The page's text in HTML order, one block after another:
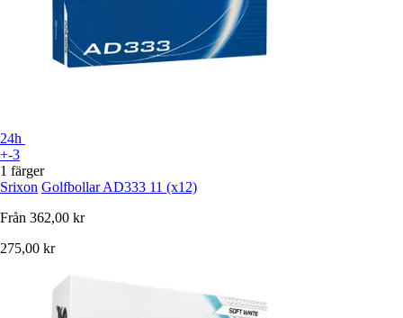
24h
+-3
1 färger
Srixon Golfbollar AD333 11 (x12)
Från 362,00 kr
275,00 kr